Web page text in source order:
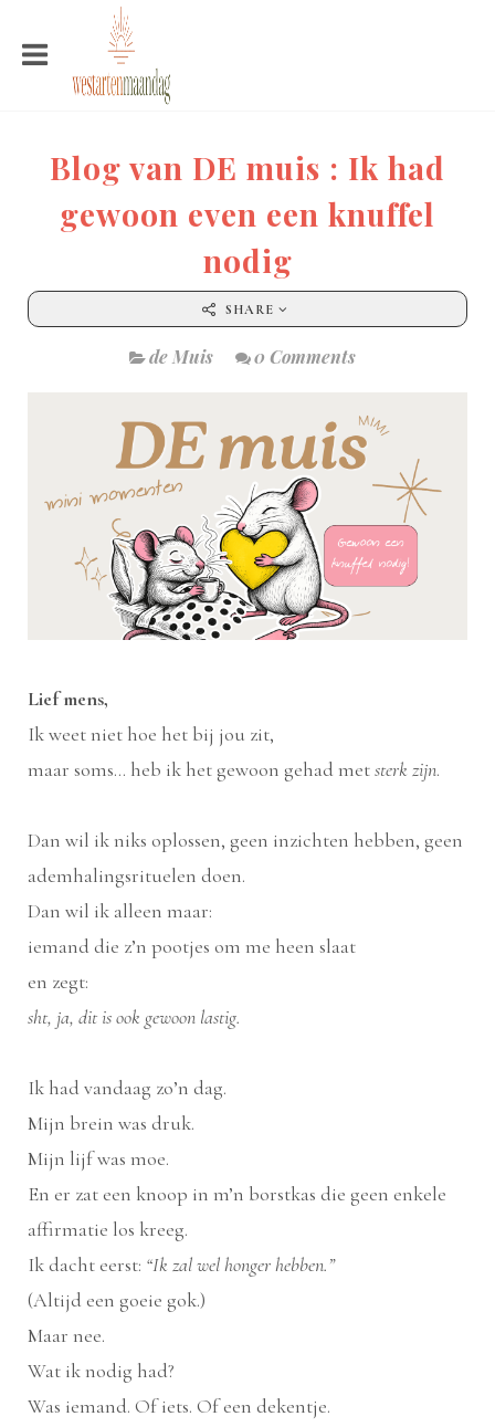
Blog van DE muis : Ik had
gewoon even een knuffel
nodig
SHARE
de Muis 0 Comments
Lief mens,
Ik weet niet hoe het bij jou zit,
maar soms… heb ik het gewoon gehad metsterk zijn.
Dan wil ik niks oplossen, geen inzichten hebben, geen
ademhalingsrituelen doen.
Dan wil ik alleen maar:
iemand die z’n pootjes om me heen slaat
en zegt:
sht, ja, dit is ook gewoon lastig.
Ik had vandaag zo’n dag.
Mijn brein was druk.
Mijn lijf was moe.
En er zat een knoop in m’n borstkas die geen enkele
affirmatie los kreeg.
Ik dacht eerst: “Ik zal wel honger hebben.”
(Altijd een goeie gok.)
Maar nee.
Wat ik nodig had?
Was iemand. Of iets. Of een dekentje.